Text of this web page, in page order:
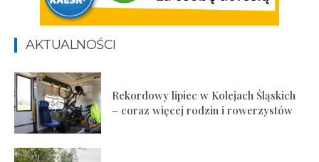
AKTUALNOŚCI
Rekordowy lipiec w Kolejach Śląskich
– coraz więcej rodzin i rowerzystów